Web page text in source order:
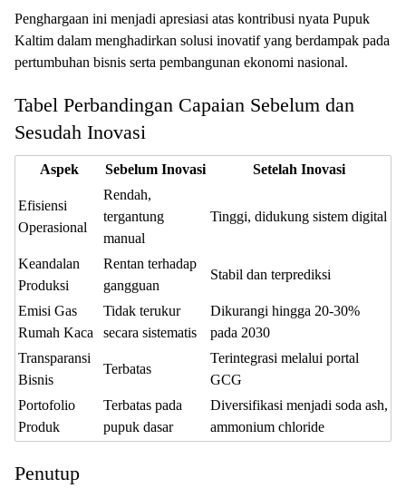
Penghargaan ini menjadi apresiasi atas kontribusi nyata Pupuk
Kaltim dalam menghadirkan solusi inovatif yang berdampak pada
pertumbuhan bisnis serta pembangunan ekonomi nasional.
Tabel Perbandingan Capaian Sebelum dan
Sesudah Inovasi
Aspek Sebelum Inovasi Setelah Inovasi
Efisiensi
Operasional
Rendah,
tergantung
manual
Tinggi, didukung sistem digital
Keandalan
Produksi
Rentan terhadap
gangguan
Stabil dan terprediksi
Emisi Gas
Rumah Kaca
Tidak terukur
secara sistematis
Dikurangi hingga 20-30%
pada 2030
Transparansi
Bisnis
Terbatas
Terintegrasi melalui portal
GCG
Portofolio
Produk
Terbatas pada
pupuk dasar
Diversifikasi menjadi soda ash,
ammonium chloride
Penutup